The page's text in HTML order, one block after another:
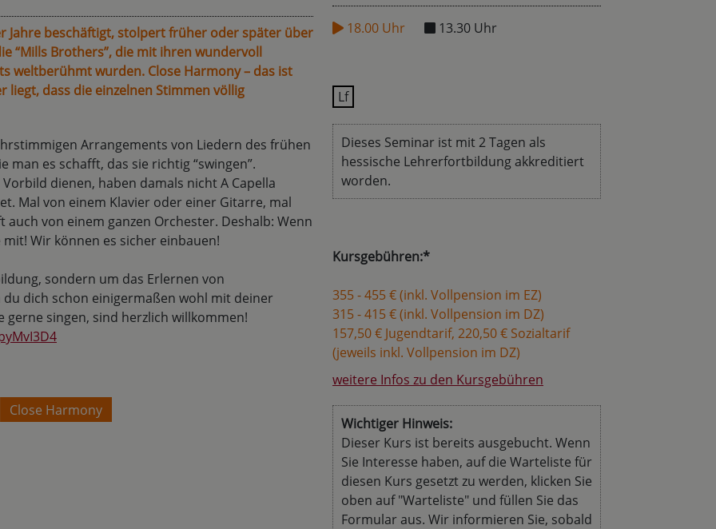
Jahre beschäftigt, stolpert früher oder später über
“Mills Brothers”, die mit ihren wundervoll
weltberühmt wurden. Close Harmony – das ist
liegt, dass die einzelnen Stimmen völlig
Arrangements von Liedern des frühen
man es schafft, das sie richtig “swingen”.
dienen, haben damals nicht A Capella
Mal von einem Klavier oder einer Gitarre, mal
auch von einem ganzen Orchester. Deshalb: Wenn
Wir können es sicher einbauen!
sondern um das Erlernen von
dich schon einigermaßen wohl mit deiner
singen, sind herzlich willkommen!
Close Harmony
18.00 Uhr 13.30 Uhr
Lf
Dieses Seminar ist mit 2 Tagen als
hessische Lehrerfortbildung akkreditiert
worden.
Kursgebühren:*
355 - 455 € (inkl. Vollpension im EZ)
315 - 415 € (inkl. Vollpension im DZ)
157,50 € Jugendtarif, 220,50 € Sozialtarif
(jeweils inkl. Vollpension im DZ)
weitere Infos zu den Kursgebühren
Wichtiger Hinweis:
Dieser Kurs ist bereits ausgebucht. Wenn
Sie Interesse haben, auf die Warteliste für
diesen Kurs gesetzt zu werden, klicken Sie
oben auf "Warteliste" und füllen Sie das
Formular aus. Wir informieren Sie, sobald